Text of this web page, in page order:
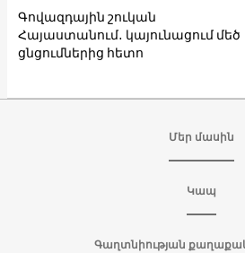
Գովազդային շուկան
Հայաստանում․ կայունացում մեծ
ցնցումներից հետո
Մեր մասին
Կապ
Գաղտնիության